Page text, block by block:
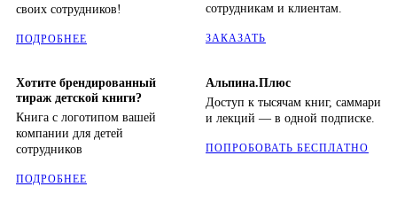
своих сотрудников!
ПОДРОБНЕЕ
сотрудникам и клиентам.
ЗАКАЗАТЬ
Хотите брендированный
тираж детской книги?
Книга с логотипом вашей
компании для детей
сотрудников
ПОДРОБНЕЕ
Альпина.Плюс
Доступ к тысячам книг, саммари
и лекций — в одной подписке.
ПОПРОБОВАТЬ БЕСПЛАТНО